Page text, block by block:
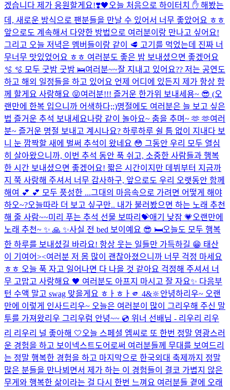
겠습니다 제가 응원할게요!❣️🖤 오늘 처음으로 하이터치 ✋ 해봤는
데, 새로운 방식으로 팬분들을 만날 수 있어서 너무 좋았어요 ㅎㅎ
앞으로도 계속해서 다양한 방법으로 여러분이랑 만나고 싶어요!
그리고 오늘 저녁은 멤버들이랑 같이 🥩 고기를 먹었는데 진짜 너
무너무 맛있었어요 ㅎㅎ 여러분도 좋은 밤 보내셨으면 좋겠어요
🫧 🫧 모두 굿밤 굿밤 🛌여러분~~잘 지내고 있어요?? 저는 공연도
하고 해외 일정들을 하고 있어요 언제 어디에 있든지 제가 항상 함
께 할게요 사랑해요 😝여러분!!! 즐거운 한가위 보내세용~ 😎 (오
랜만에 한복 입으니까 어색하다;;)명절에도 여러분은 늘 보고 싶은
법 즐거운 추석 보내세요나랑 같이 놀아요~ 춤을 추며~ 🫶 🫶여러
분~ 즐거운 명절 보내고 계시나요? 하루하루 쉴 틈 없이 지내다 보
니 눈 깜짝할 새에 벌써 추석이 왔네요 😳 그동안 우리 모두 열심
히 살아왔으니까, 이번 추석 동안 푹 쉬고, 소중한 사람들과 행복
한 시간 보내셨으면 좋겠어요! 짧은 시간이지만 데뷔부터 지금까
지 쭉 사랑해 주셔서 너무 감사하구, 앞으로도 우리 오랫동안 함께
해여 💕 💕 모두 풍성한 ...그대의 마음속으로 가려면 어떻게 해야
하오~?오늘따라 더 보고 싶구만.. 내가 불러봤으면 하는 노래 추천
해 줄 사람~~미리 푸는 추석 선물 보따리💝애기 낮잠 💗 오랜만에
노래 추천~ ✨ 🙏 ✨사실 전 bed 보이예요 😎 🛏️오늘도 모두 행복
한 하루를 보내셨길 바라요! 항상 웃는 일들만 가득하길 😁 태산
이 기여어><여러분 저 몸 많이 괜찮아졌으니까 너무 걱정 마세요
ㅎㅎ 오늘 푹 자고 일어나면 다 나을 것 같아요 걱정해 주셔서 너
무 고맙고 사랑해요 🖤 여러분도 아프지 마시고 잘 자요✨ 다음부
턴 수액 말고 swag 맞을게요 ㅎㅏㅎㅏ 🫵 4&🔆 안녕하리우~ 오랜
만에 이렇게 인사드리우~ 오늘은 여러분이 많이 그리우해 주신 말
투를 가져왔리우 그리우럼 안녕~~ 💿 위너 선배님 - 리우리 리우
리 리우리 널 좋아해 🤍 오늘 스페셜 엠씨로 또 한번 정말 영광스러
운 경험을 하고 보이넥스트도어로써 여러분들께 무대를 보여드리
는 정말 행복한 경험을 하고 마지막으로 한국외대 축제까지 정말
많은 분들을 만나뵈면서 제가 하는 이 경험들이 결코 가볍지 않은
무게와 행복한 삶이라는 걸 다시 한번 느껴요 여러분들 곁에 오래